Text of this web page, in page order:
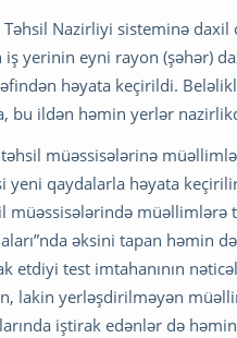
Nazirliyi sisteminə
yerinin eyni rayon (şəhər)
həyata keçirildi.
bu ildən həmin yerlər
müəssisələrinə
qaydalarla həyata
müəllimlərə
əksini tapan həmin
etdiyi test imtahanının
lakin yerləşdirilməyən
iştirak edənlər də